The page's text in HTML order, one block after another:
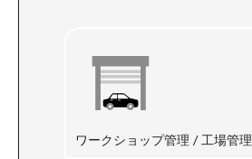
ワークショップ管理 / 工場管理